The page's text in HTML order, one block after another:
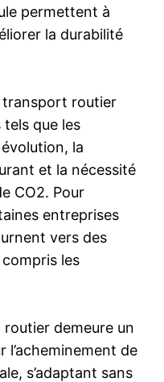
permettent à
la durabilité
transport routier
que les
la
et la nécessité
CO2. Pour
entreprises
vers des
les
demeure un
l’acheminement de
s’adaptant sans